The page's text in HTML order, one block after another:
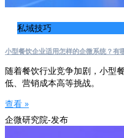
私域技巧
小型餐饮企业适用怎样的企微系统？有
随着餐饮行业竞争加剧，小型
低、营销成本高等挑战。
查看 »
企微研究院-发布